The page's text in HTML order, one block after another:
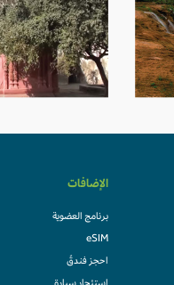
الإضافات
برنامج العضوية
eSIM
احجز فندقً